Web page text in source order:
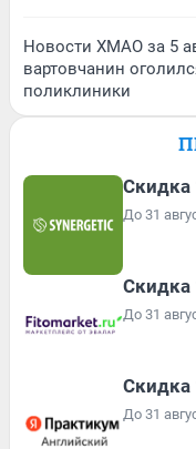
Новости ХМАО за 5
вартовчанин
поликлиники
Скидка
До 31
Скидка
До 31
Скидка
До 31